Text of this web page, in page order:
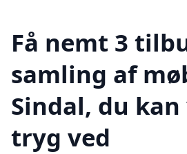
Få nemt 3
samling af
Sindal, du
tryg ved